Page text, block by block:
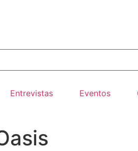
Entrevistas Eventos